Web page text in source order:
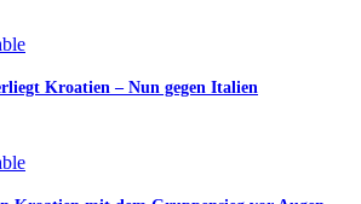
Kroatien – Nun gegen Italien